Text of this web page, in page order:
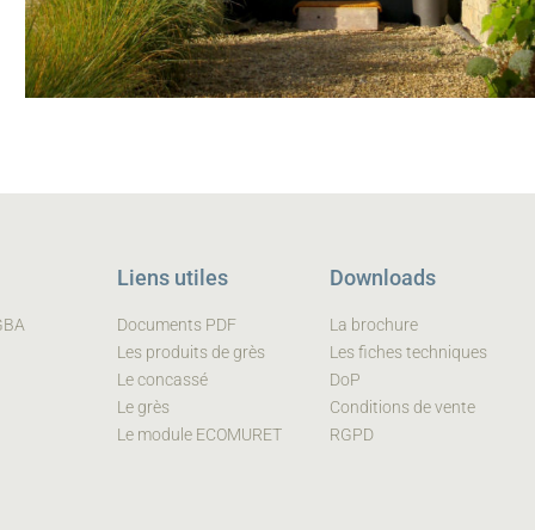
Liens utiles
Documents PDF
Les produits de grès
Le concassé
Le grès
Le module ECOMURET
Downloads
La brochure
Les fiches techniques
DoP
Conditions de vente
RGPD